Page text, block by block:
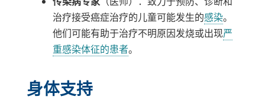
治疗接受癌症治疗的儿童可能发生的感染。
他们可能有助于治疗不明原因发烧或出现严
重感染体征的患者。
身体支持